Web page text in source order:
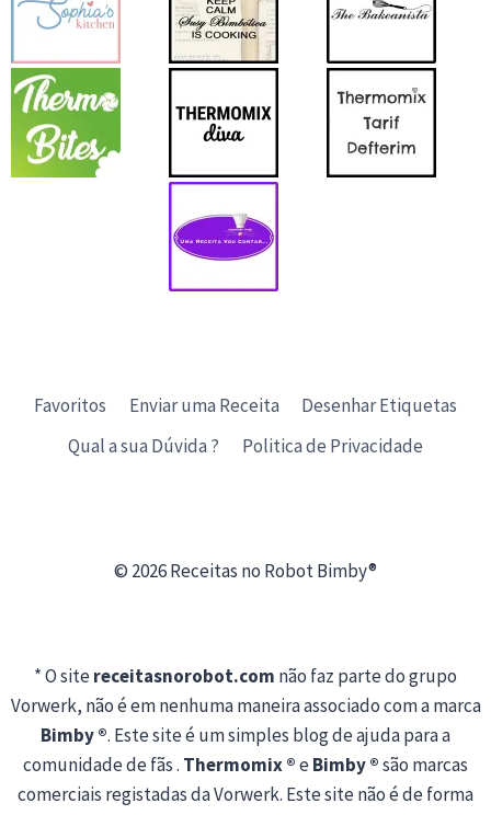
Favoritos Enviar uma Receita
Desenhar Etiquetas
Qual a sua Dúvida ?
Politica de Privacidade
© 2026 Receitas no Robot Bimby®
* O sitereceitasnorobot.com não faz parte do grupo
Vorwerk, não é em nenhuma maneira associado com a marca
Bimby ®. Este site é um simples blog de ajuda para a
comunidade de fãs . Thermomix ®eBimby ®são marcas
comerciais registadas da Vorwerk. Este site não é de forma